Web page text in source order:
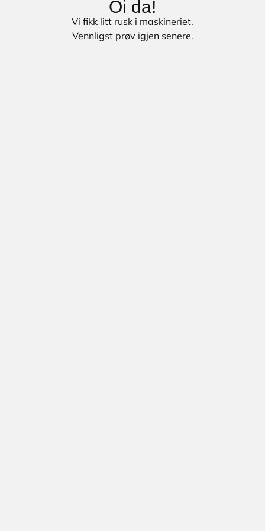
Oi da!
Vi fikk litt rusk i maskineriet.
Vennligst prøv igjen senere.